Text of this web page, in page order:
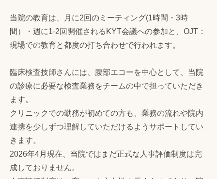
当院の教育は、月に2回のミーティング(1時間・3時
間）・週に1-2回開催されるKYT会議への参加と、OJT：
現場での教育と都度の打ち合わせで行われます。
臨床検査技師さんには、腹部エコーを中心として、当院
の診療に必要な検査業務をチームの中で担っていただき
ます。
クリニックでの勤務が初めての方も、業務の流れや院内
連携を少しずつ理解していただけるようサポートしてい
きます。
2026年4月現在、当院ではまだ正式な人事評価制度は完
成しておりません。